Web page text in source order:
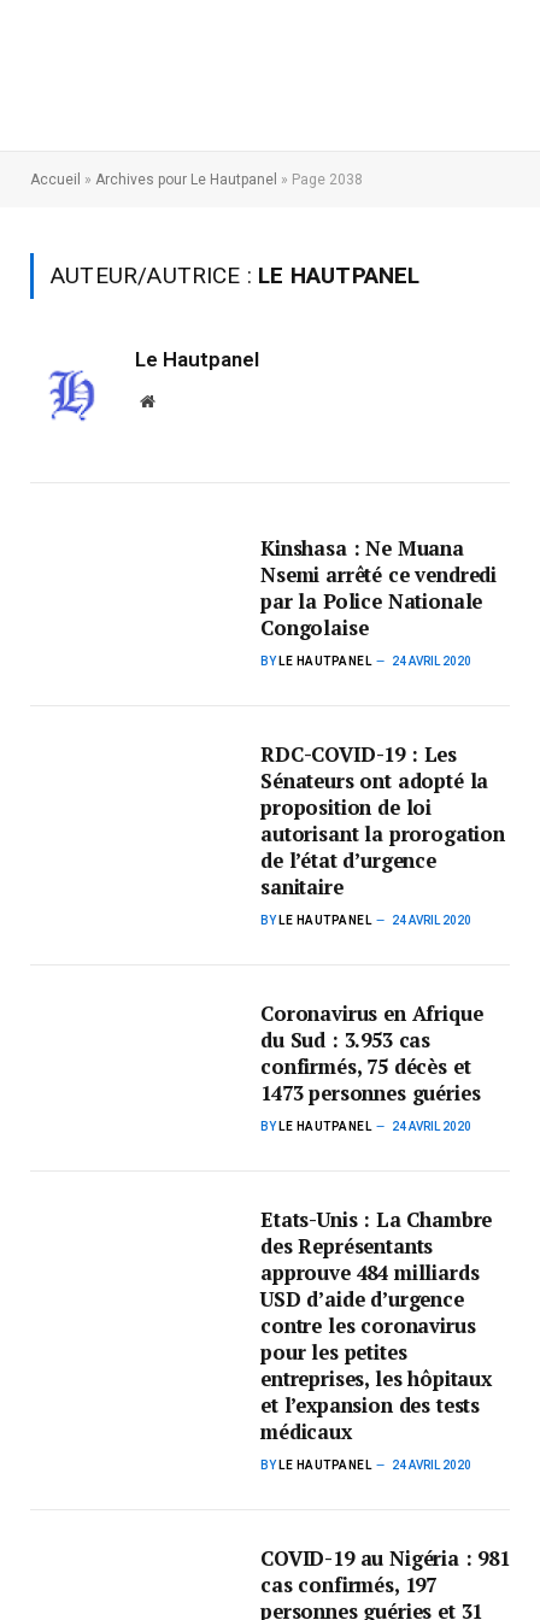
Accueil » Archives pour Le Hautpanel » Page 2038
AUTEUR/AUTRICE : LE HAUTPANEL
Le Hautpanel
Website
Kinshasa : Ne Muana
Nsemi arrêté ce vendredi
par la Police Nationale
Congolaise
BY LE HAUTPANEL 24 AVRIL 2020
RDC-COVID-19 : Les
Sénateurs ont adopté la
proposition de loi
autorisant la prorogation
de l’état d’urgence
sanitaire
BY LE HAUTPANEL 24 AVRIL 2020
Coronavirus en Afrique
du Sud : 3.953 cas
confirmés, 75 décès et
1473 personnes guéries
BY LE HAUTPANEL 24 AVRIL 2020
Etats-Unis : La Chambre
des Représentants
approuve 484 milliards
USD d’aide d’urgence
contre les coronavirus
pour les petites
entreprises, les hôpitaux
et l’expansion des tests
médicaux
BY LE HAUTPANEL 24 AVRIL 2020
COVID-19 au Nigéria : 981
cas confirmés, 197
personnes guéries et 31